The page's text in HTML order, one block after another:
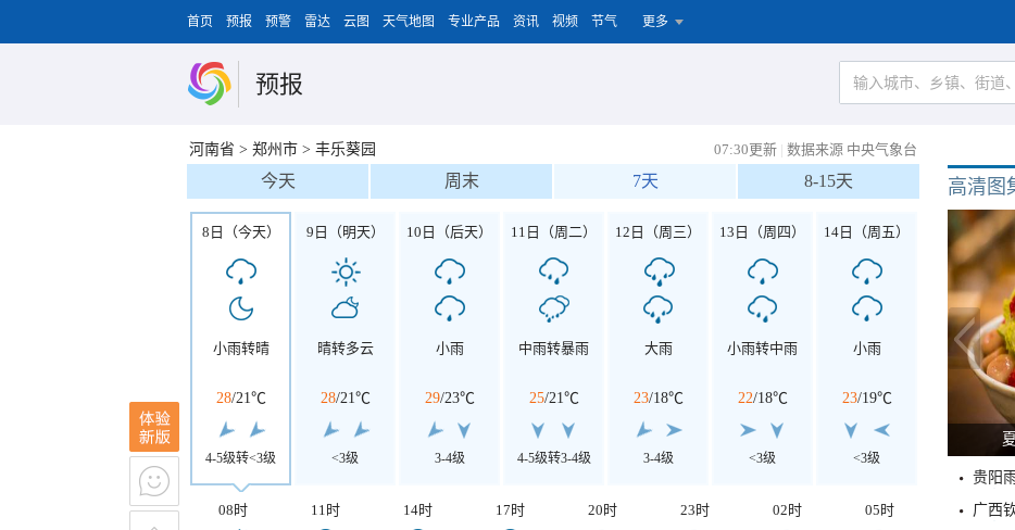
首页 预报 预警 雷达 云图 天气地图 专业产品 资讯 视频 节气 更多
预报
河南省 > 郑州市 > 丰乐葵园 07:30更新 | 数据来源 中央气象台
今天 周末 7天 8-15天
8日（今天）
小雨转晴
28/21℃
4-5级转<3级
9日（明天）
晴转多云
28/21℃
<3级
10日（后天）
小雨
29/23℃
3-4级
11日（周二）
中雨转暴雨
25/21℃
4-5级转3-4级
12日（周三）
大雨
23/18℃
3-4级
13日（周四）
小雨转中雨
22/18℃
<3级
14日（周五）
小雨
23/19℃
<3级
08时 11时 14时 17时 20时 23时 02时 05时
高清图
贵阳
广西